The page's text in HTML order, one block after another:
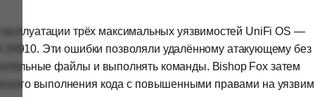
трёх максимальных уязвимостей UniFi OS —
34910. Эти ошибки позволяли удалённому атакующему без
файлы и выполнять команды. Bishop Fox затем
выполнения кода с повышенными правами на